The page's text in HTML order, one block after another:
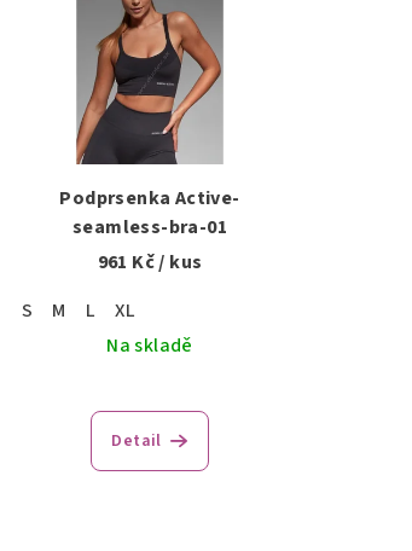
Podprsenka Active-
seamless-bra-01
961 Kč/ kus
S
M L
XL
Na skladě
Detail